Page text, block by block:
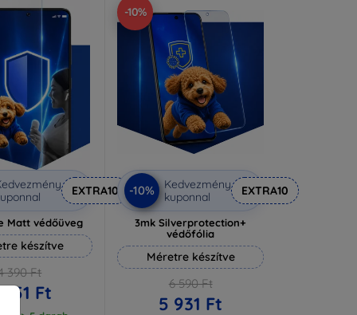
EXTRA10
Matt védőüveg
készítve
390 Ft
Ft
-10%
-10%
Kedvezmény
kuponnal
EXTRA10
3mk Silverprotection+
védőfólia
Méretre készítve
6 590 Ft
5 931 Ft